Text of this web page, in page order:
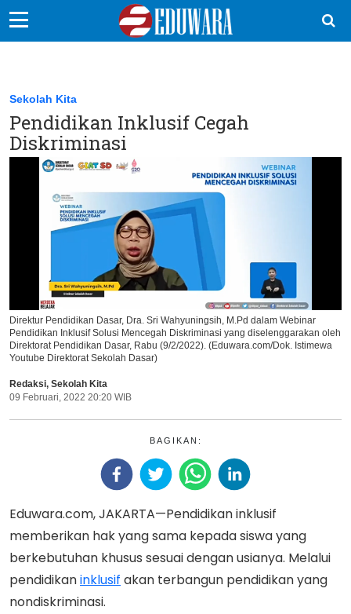
Sekolah Kita
Vokasi
Kampus
Ikuti Kami di:
Sekolah Kita
Pendidikan Inklusif Cegah
Diskriminasi
Direktur Pendidikan Dasar, Dra. Sri Wahyuningsih, M.Pd dalam Webinar
Pendidikan Inklusif Solusi Mencegah Diskriminasi yang diselenggarakan oleh
Direktorat Pendidikan Dasar, Rabu (9/2/2022). (Eduwara.com/Dok. Istimewa
Youtube Direktorat Sekolah Dasar)
Redaksi, Sekolah Kita
09 Februari, 2022 20:20 WIB
BAGIKAN:
Eduwara.com, JAKARTA—Pendidikan inklusif
memberikan hak yang sama kepada siswa yang
berkebutuhan khusus sesuai dengan usianya. Melalui
pendidikaninklusif akan terbangun pendidikan yang
nondiskriminasi.